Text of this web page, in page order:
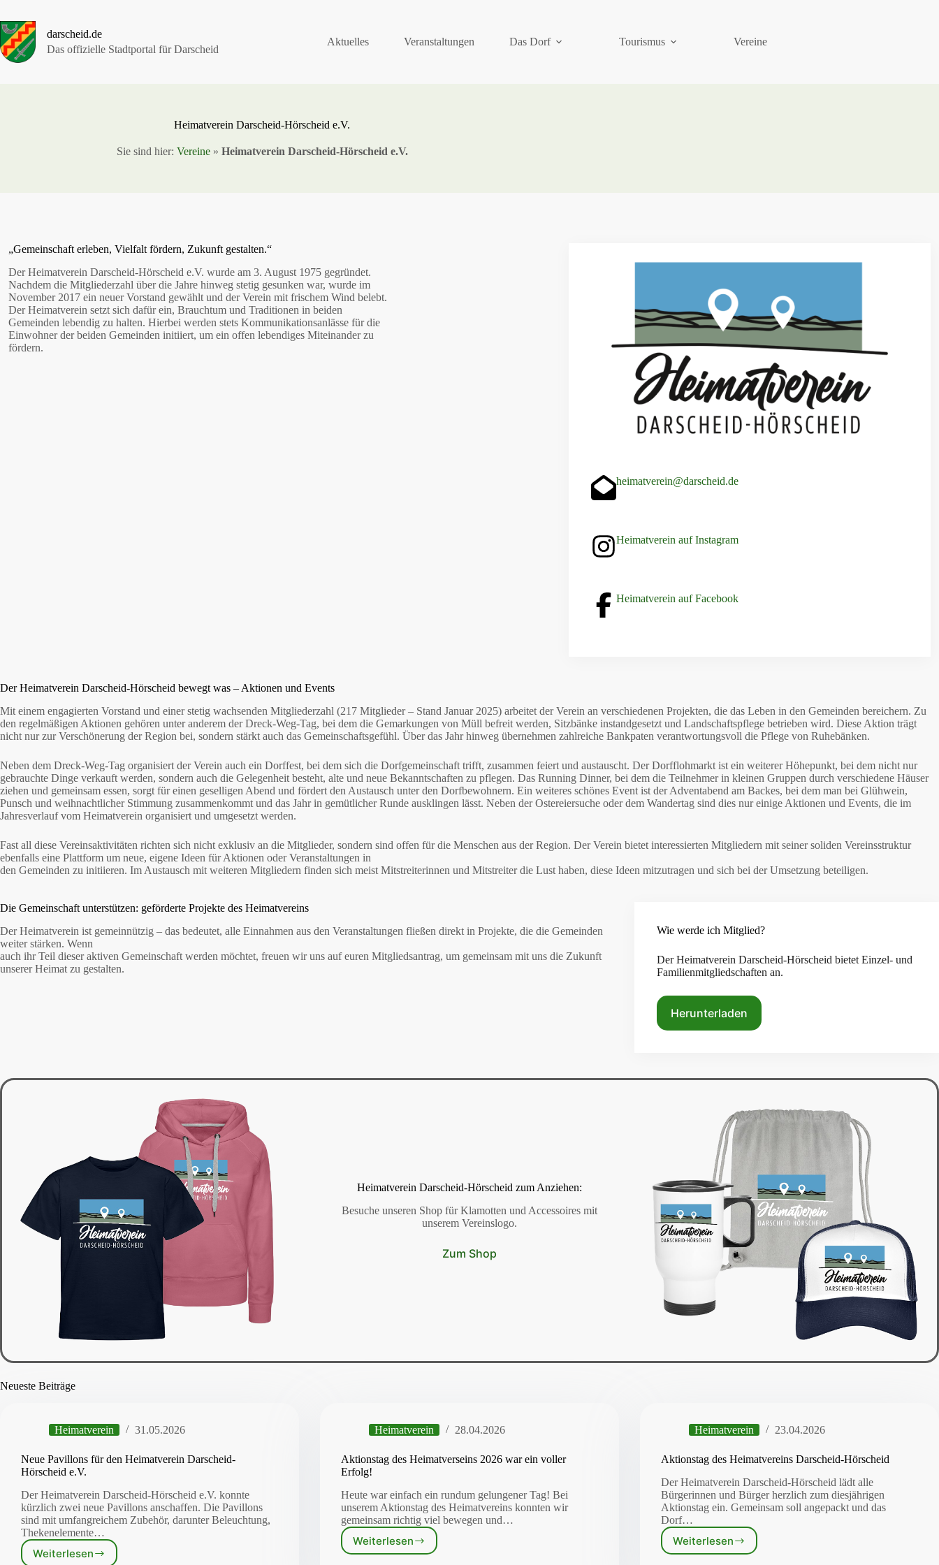
springen
darscheid.de
Das offizielle Stadtportal für Darscheid
Aktuelles Veranstaltungen Das Dorf Tourismus Vereine
Heimatverein Darscheid-Hörscheid e.V.
Sie sind hier: Vereine» Heimatverein Darscheid-Hörscheid e.V.
„Gemeinschaft erleben, Vielfalt fördern, Zukunft gestalten.“
Der Heimatverein Darscheid-Hörscheid e.V. wurde am 3. August 1975 gegründet.
Nachdem die Mitgliederzahl über die Jahre hinweg stetig gesunken war, wurde im
November 2017 ein neuer Vorstand gewählt und der Verein mit frischem Wind belebt.
Der Heimatverein setzt sich dafür ein, Brauchtum und Traditionen in beiden
Gemeinden lebendig zu halten. Hierbei werden stets Kommunikationsanlässe für die
Einwohner der beiden Gemeinden initiiert, um ein offen lebendiges Miteinander zu
fördern.
heimatverein@darscheid.de
Heimatverein auf Instagram
Heimatverein auf Facebook
Der Heimatverein Darscheid-Hörscheid bewegt was – Aktionen und Events
Mit einem engagierten Vorstand und einer stetig wachsenden Mitgliederzahl (217 Mitglieder – Stand Januar 2025) arbeitet der Verein an verschiedenen Projekten, die das Leben in den Gemeinden bereichern. Zu
den regelmäßigen Aktionen gehören unter anderem der Dreck-Weg-Tag, bei dem die Gemarkungen von Müll befreit werden, Sitzbänke instandgesetzt und Landschaftspflege betrieben wird. Diese Aktion trägt
nicht nur zur Verschönerung der Region bei, sondern stärkt auch das Gemeinschaftsgefühl. Über das Jahr hinweg übernehmen zahlreiche Bankpaten verantwortungsvoll die Pflege von Ruhebänken.
Neben dem Dreck-Weg-Tag organisiert der Verein auch ein Dorffest, bei dem sich die Dorfgemeinschaft trifft, zusammen feiert und austauscht. Der Dorfflohmarkt ist ein weiterer Höhepunkt, bei dem nicht nur
gebrauchte Dinge verkauft werden, sondern auch die Gelegenheit besteht, alte und neue Bekanntschaften zu pflegen. Das Running Dinner, bei dem die Teilnehmer in kleinen Gruppen durch verschiedene Häuser
ziehen und gemeinsam essen, sorgt für einen geselligen Abend und fördert den Austausch unter den Dorfbewohnern. Ein weiteres schönes Event ist der Adventabend am Backes, bei dem man bei Glühwein,
Punsch und weihnachtlicher Stimmung zusammenkommt und das Jahr in gemütlicher Runde ausklingen lässt. Neben der Ostereiersuche oder dem Wandertag sind dies nur einige Aktionen und Events, die im
Jahresverlauf vom Heimatverein organisiert und umgesetzt werden.
Fast all diese Vereinsaktivitäten richten sich nicht exklusiv an die Mitglieder, sondern sind offen für die Menschen aus der Region. Der Verein bietet interessierten Mitgliedern mit seiner soliden Vereinsstruktur
ebenfalls eine Plattform um neue, eigene Ideen für Aktionen oder Veranstaltungen in
den Gemeinden zu initiieren. Im Austausch mit weiteren Mitgliedern finden sich meist Mitstreiterinnen und Mitstreiter die Lust haben, diese Ideen mitzutragen und sich bei der Umsetzung beteiligen.
Die Gemeinschaft unterstützen: geförderte Projekte des Heimatvereins
Der Heimatverein ist gemeinnützig – das bedeutet, alle Einnahmen aus den Veranstaltungen fließen direkt in Projekte, die die Gemeinden
weiter stärken. Wenn
auch ihr Teil dieser aktiven Gemeinschaft werden möchtet, freuen wir uns auf euren Mitgliedsantrag, um gemeinsam mit uns die Zukunft
unserer Heimat zu gestalten.
Wie werde ich Mitglied?
Der Heimatverein Darscheid-Hörscheid bietet Einzel- und
Familienmitgliedschaften an.
Herunterladen
Heimatverein Darscheid-Hörscheid zum Anziehen:
Besuche unseren Shop für Klamotten und Accessoires mit
unserem Vereinslogo.
Zum Shop
Neueste Beiträge
Heimatverein 31.05.2026
Neue Pavillons für den Heimatverein Darscheid-
Hörscheid e.V.
Der Heimatverein Darscheid-Hörscheid e.V. konnte
kürzlich zwei neue Pavillons anschaffen. Die Pavillons
sind mit umfangreichem Zubehör, darunter Beleuchtung,
Thekenelemente…
Weiterlesen
Neue
Heimatverein 28.04.2026
Aktionstag des Heimatverseins 2026 war ein voller
Erfolg!
Heute war einfach ein rundum gelungener Tag! Bei
unserem Aktionstag des Heimatvereins konnten wir
gemeinsam richtig viel bewegen und…
WeiterlesenAktionstag
Heimatverein 23.04.2026
Aktionstag des Heimatvereins Darscheid-Hörscheid
Der Heimatverein Darscheid-Hörscheid lädt alle
Bürgerinnen und Bürger herzlich zum diesjährigen
Aktionstag ein. Gemeinsam soll angepackt und das
Dorf…
WeiterlesenAktionstag